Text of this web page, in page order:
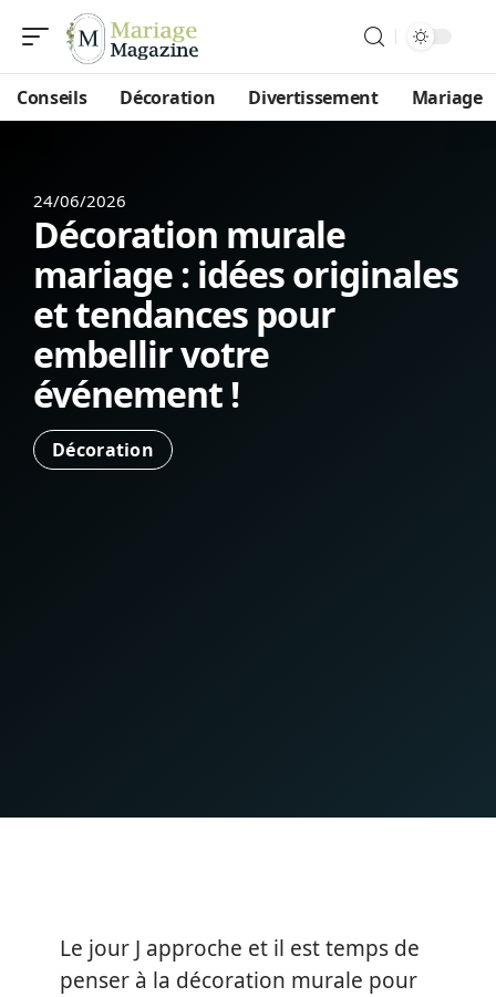
Conseils Décoration Divertissement Mariage
24/06/2026
Décoration murale
mariage : idées originales
et tendances pour
embellir votre
événement !
Décoration
Le jour J approche et il est temps de
penser à la décoration murale pour